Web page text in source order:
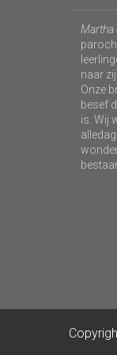
Martha
naar
Onze
besef
is. Wij